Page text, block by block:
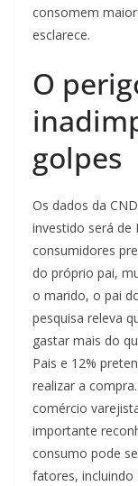
consomem
esclarece.
O
golpes
Os dados da
investido será de
consumidores
do próprio pai,
o marido, o pai
pesquisa releva
gastar mais do
Pais e 12%
realizar a
comércio
importante
consumo pode
fatores, incluindo